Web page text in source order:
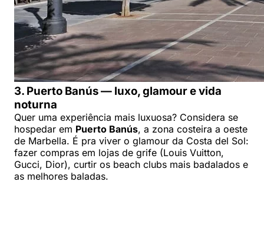
3. Puerto Banús — luxo, glamour e vida
noturna
Quer uma experiência mais luxuosa? Considera se
hospedar em Puerto Banús, a zona costeira a oeste
de Marbella. É pra viver o glamour da Costa del Sol:
fazer compras em lojas de grife (Louis Vuitton,
Gucci, Dior), curtir os beach clubs mais badalados e
as melhores baladas.